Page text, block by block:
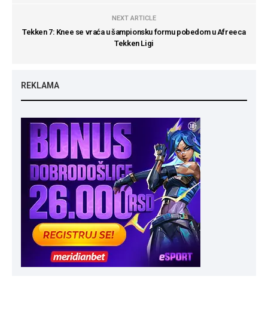
NEXT ARTICLE
Tekken 7: Knee se vraća u šampionsku formu pobedom u Afreeca
Tekken Ligi
REKLAMA